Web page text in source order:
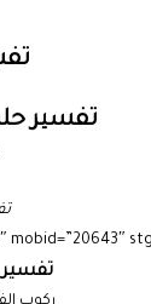
تفسير
تفسير